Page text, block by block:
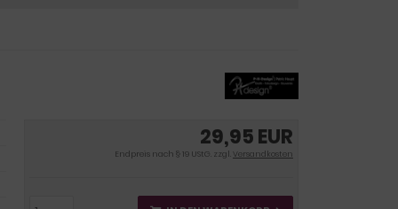
29,95 EUR
Endpreis nach § 19 UStG. zzgl.Versandkosten